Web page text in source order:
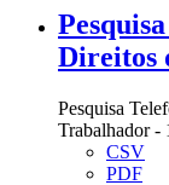
Direitos
Pesquisa
Trabalhador -
CSV
PDF